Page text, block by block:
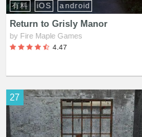
有料 iOS android
Return to Grisly Manor
by Fire Maple Games
4.47
27